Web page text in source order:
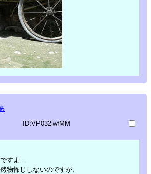
ID:VP032iwfMM
すよ…
物怖じしないのですが、